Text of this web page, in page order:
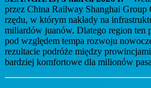
przez China Railway Shanghai
rzędu, w którym nakłady na
miliardów juanów. Dlatego region ten
pod względem tempa rozwoju
rezultacie podróże między
bardziej komfortowe dla milionów